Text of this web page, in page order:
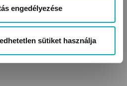
engedélyezése
sütiket használja